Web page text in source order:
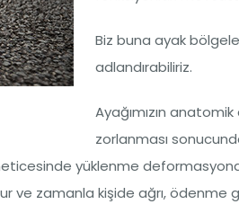
Biz buna ayak
adlandırabiliriz.
Ayağımızın
zorlanması
yüklenme
ve zamanla kişide ağrı, ödenme